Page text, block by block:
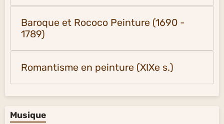
Baroque et Rococo Peinture (1690 -
1789)
Romantisme en peinture (XIXe s.)
Musique